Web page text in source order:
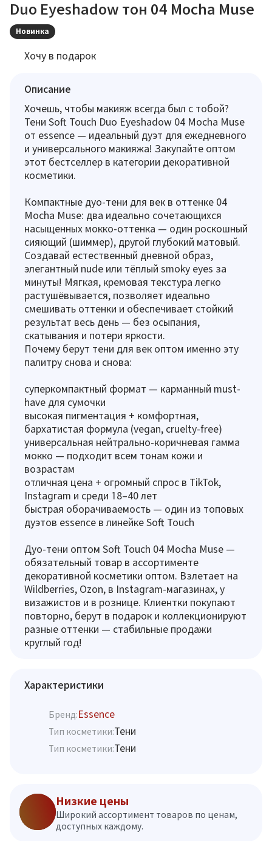
Duo Eyeshadow тон 04 Mocha Muse
Новинка
Хочу в подарок
Описание
Хочешь, чтобы макияж всегда был с тобой?
Тени Soft Touch Duo Eyeshadow 04 Mocha Muse
от essence — идеальный дуэт для ежедневного
и универсального макияжа! Закупайте оптом
этот бестселлер в категории декоративной
косметики.
Компактные дуо-тени для век в оттенке 04
Mocha Muse: два идеально сочетающихся
насыщенных мокко-оттенка — один роскошный
сияющий (шиммер), другой глубокий матовый.
Создавай естественный дневной образ,
элегантный nude или тёплый smoky eyes за
минуты! Мягкая, кремовая текстура легко
растушёвывается, позволяет идеально
смешивать оттенки и обеспечивает стойкий
результат весь день — без осыпания,
скатывания и потери яркости.
Почему берут тени для век оптом именно эту
палитру снова и снова:
суперкомпактный формат — карманный must-
have для сумочки
высокая пигментация + комфортная,
бархатистая формула (vegan, cruelty-free)
универсальная нейтрально-коричневая гамма
мокко — подходит всем тонам кожи и
возрастам
отличная цена + огромный спрос в TikTok,
Instagram и среди 18–40 лет
быстрая оборачиваемость — один из топовых
дуэтов essence в линейке Soft Touch
Дуо-тени оптом Soft Touch 04 Mocha Muse —
обязательный товар в ассортименте
декоративной косметики оптом. Взлетает на
Wildberries, Ozon, в Instagram-магазинах, у
визажистов и в рознице. Клиентки покупают
повторно, берут в подарок и коллекционируют
разные оттенки — стабильные продажи
круглый год!
Характеристики
Бренд:Essence
Тип косметики:Тени
Тип косметики:Тени
Низкие цены
Широкий ассортимент товаров по ценам,
доступных каждому.